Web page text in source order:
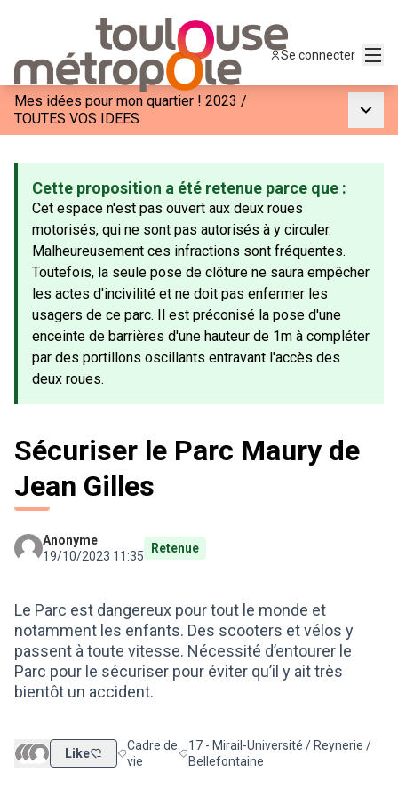
Se connecter
Mes idées pour mon quartier ! 2023 /
TOUTES VOS IDEES
Cette proposition a été retenue parce que :
Cet espace n'est pas ouvert aux deux roues
motorisés, qui ne sont pas autorisés à y circuler.
Malheureusement ces infractions sont fréquentes.
Toutefois, la seule pose de clôture ne saura empêcher
les actes d'incivilité et ne doit pas enfermer les
usagers de ce parc. Il est préconisé la pose d'une
enceinte de barrières d'une hauteur de 1m à compléter
par des portillons oscillants entravant l'accès des
deux roues.
Sécuriser le Parc Maury de
Jean Gilles
Anonyme
19/10/2023 11:35
Retenue
Le Parc est dangereux pour tout le monde et
notamment les enfants. Des scooters et vélos y
passent à toute vitesse. Nécessité d’entourer le
Parc pour le sécuriser pour éviter qu’il y ait très
bientôt un accident.
Like Filtrer les résultats de la catégorie : Cadre de vie
Cadre de
vie
Filtrer les résultats pour le secteur :
17 - Mirail-Université / Reynerie /
Bellefontaine